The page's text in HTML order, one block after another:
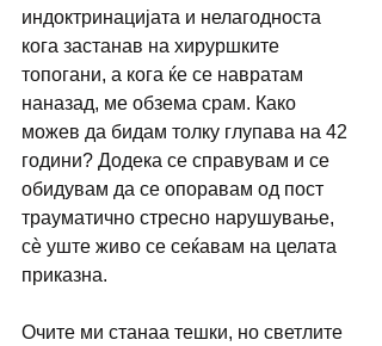
индоктринацијата и нелагодноста
кога застанав на хируршките
топогани, а кога ќе се навратам
наназад, ме обзема срам. Како
можев да бидам толку глупава на 42
години? Додека се справувам и се
обидувам да се опоравам од пост
трауматично стресно нарушување,
сѐ уште живо се сеќавам на целата
приказна.
Очите ми станаа тешки, но светлите